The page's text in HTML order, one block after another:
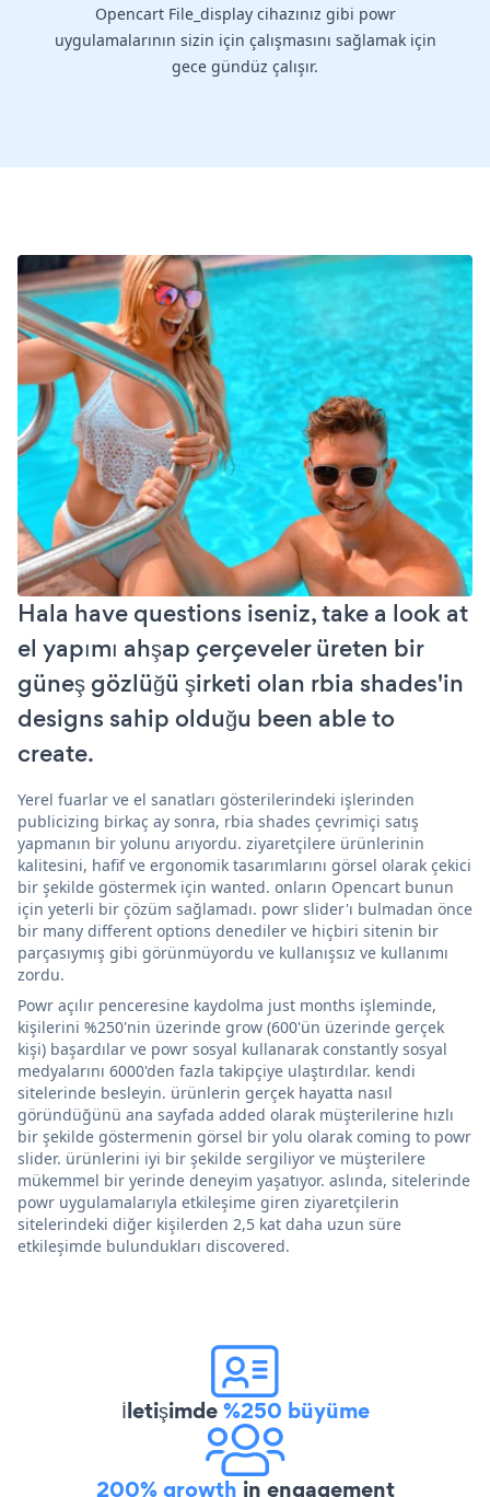
Opencart File_display cihazınız gibi powr
uygulamalarının sizin için çalışmasını sağlamak için
gece gündüz çalışır.
Hala have questions iseniz, take a look at
el yapımı ahşap çerçeveler üreten bir
güneş gözlüğü şirketi olan rbia shades'in
designs sahip olduğu been able to
create.
Yerel fuarlar ve el sanatları gösterilerindeki işlerinden
publicizing birkaç ay sonra, rbia shades çevrimiçi satış
yapmanın bir yolunu arıyordu. ziyaretçilere ürünlerinin
kalitesini, hafif ve ergonomik tasarımlarını görsel olarak çekici
bir şekilde göstermek için wanted. onların Opencart bunun
için yeterli bir çözüm sağlamadı. powr slider'ı bulmadan önce
bir many different options denediler ve hiçbiri sitenin bir
parçasıymış gibi görünmüyordu ve kullanışsız ve kullanımı
zordu.
Powr açılır penceresine kaydolma just months işleminde,
kişilerini %250'nin üzerinde grow (600'ün üzerinde gerçek
kişi) başardılar ve powr sosyal kullanarak constantly sosyal
medyalarını 6000'den fazla takipçiye ulaştırdılar. kendi
sitelerinde besleyin. ürünlerin gerçek hayatta nasıl
göründüğünü ana sayfada added olarak müşterilerine hızlı
bir şekilde göstermenin görsel bir yolu olarak coming to powr
slider. ürünlerini iyi bir şekilde sergiliyor ve müşterilere
mükemmel bir yerinde deneyim yaşatıyor. aslında, sitelerinde
powr uygulamalarıyla etkileşime giren ziyaretçilerin
sitelerindeki diğer kişilerden 2,5 kat daha uzun süre
etkileşimde bulundukları discovered.
İletişimde%250 büyüme
200% growth in engagement